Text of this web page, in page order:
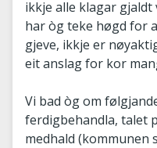
ikkje alle klagar gjaldt
har òg teke høgd for
gjeve, ikkje er
eit anslag for kor
Vi bad òg om
ferdigbehandla, talet
medhald (kommunen